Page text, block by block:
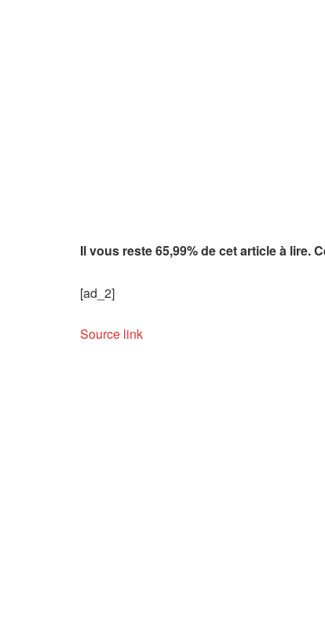
Il vous reste 65,99% de cet article à lire.
[ad_2]
Source link